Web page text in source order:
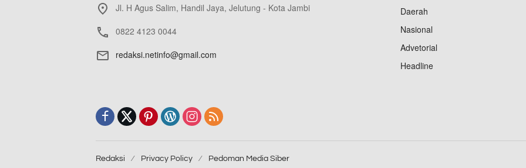
Jl. H Agus Salim, Handil Jaya, Jelutung - Kota Jambi
0822 4123 0044
redaksi.netinfo@gmail.com
Daerah
Nasional
Advetorial
Headline
Redaksi Privacy Policy Pedoman Media Siber